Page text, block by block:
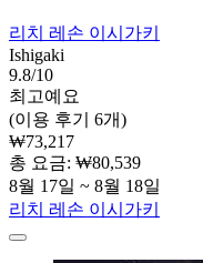
리치 레손 이시가키
Ishigaki
9.8/10
최고예요
(이용 후기 6개)
₩73,217
총 요금: ₩80,539
8월 17일 ~ 8월 18일
리치 레손 이시가키